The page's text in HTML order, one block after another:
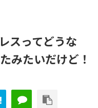
スってどうな
みたいだけど！